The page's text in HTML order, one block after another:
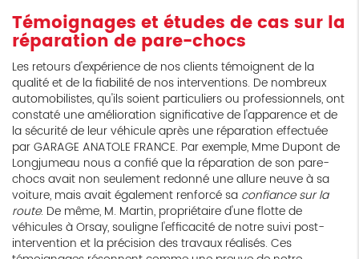
Témoignages et études de cas sur la
réparation de pare-chocs
Les retours d'expérience de nos clients témoignent de la
qualité et de la fiabilité de nos interventions. De nombreux
automobilistes, qu'ils soient particuliers ou professionnels, ont
constaté une amélioration significative de l'apparence et de
la sécurité de leur véhicule après une réparation effectuée
par GARAGE ANATOLE FRANCE. Par exemple, Mme Dupont de
Longjumeau nous a confié que la réparation de son pare-
chocs avait non seulement redonné une allure neuve à sa
voiture, mais avait également renforcé sa confiance sur la
route. De même, M. Martin, propriétaire d'une flotte de
véhicules à Orsay, souligne l'efficacité de notre suivi post-
intervention et la précision des travaux réalisés. Ces